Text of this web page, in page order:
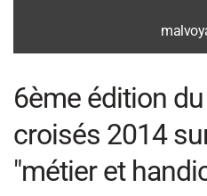
6ème édition
croisés 2014
"métier et